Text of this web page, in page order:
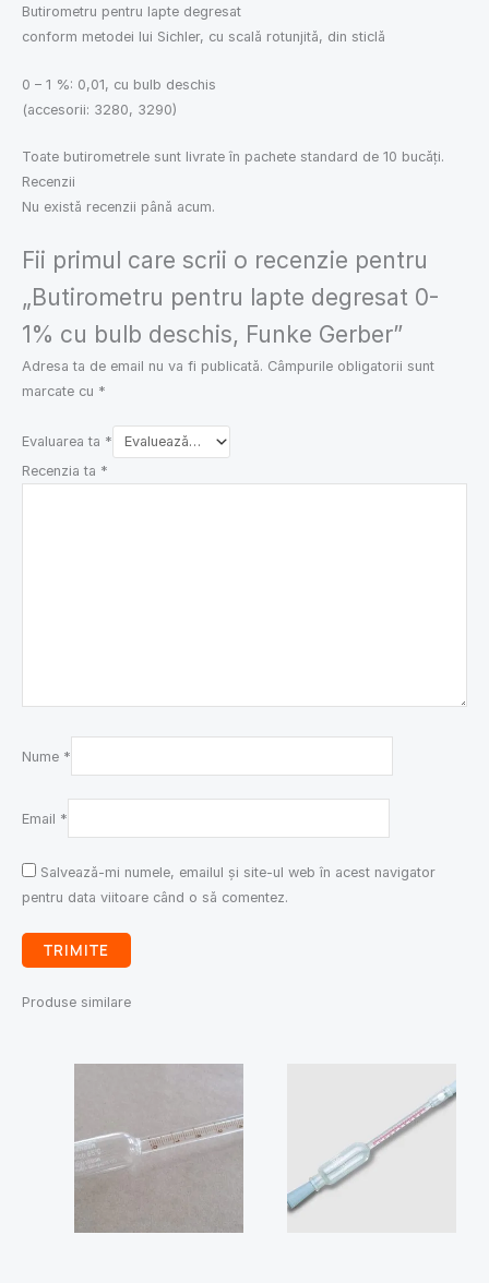
Butirometru pentru lapte degresat
conform metodei lui Sichler, cu scală rotunjită, din sticlă
0 – 1 %: 0,01, cu bulb deschis
(accesorii: 3280, 3290)
Toate butirometrele sunt livrate în pachete standard de 10 bucăți.
Recenzii
Nu există recenzii până acum.
Fii primul care scrii o recenzie pentru
„Butirometru pentru lapte degresat 0-
1% cu bulb deschis, Funke Gerber”
Adresa ta de email nu va fi publicată. Câmpurile obligatorii sunt
marcate cu *
Evaluarea ta *
Recenzia ta *
Nume *
Email *
Salvează-mi numele, emailul și site-ul web în acest navigator
pentru data viitoare când o să comentez.
Produse similare